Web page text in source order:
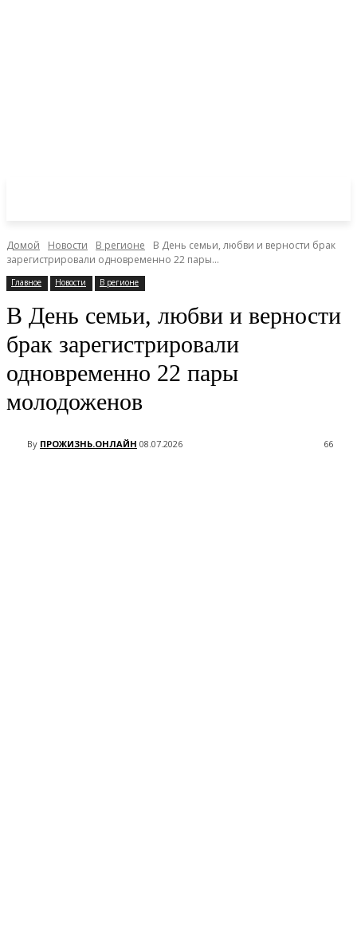
Домой Новости В регионе
В День семьи, любви и верности брак
зарегистрировали одновременно 22 пары...
Главное Новости В регионе
В День семьи, любви и верности
брак зарегистрировали
одновременно 22 пары
молодоженов
By ПРОЖИЗНЬ.ОНЛАЙН 08.07.2026 66